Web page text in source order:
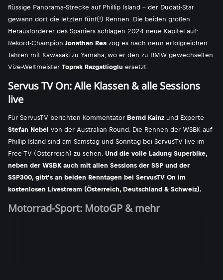
flüssige Panorama-Strecke auf Phillip Island - der Ducati-Star
gewann dort die letzten fünf(!) Rennen. Die beiden großen
Herausforderer des Spaniers schlagen 2024 neue Kapitel auf:
Rekord-Champion Jonathan Rea zog es nach neun erfolgreichen
Jahren mit Kawasaki zu Yamaha, wo er den zu BMW gewechselten
Vize-Weltmeister Toprak Razgatlioglu ersetzt.
Servus TV On: Alle Klassen & alle Sessions
live
Für ServusTV berichten Kommentator Bernd Kainz und Experte
Stefan Nebel von der Australian Round. Die Rennen der WSBK auf
Phillip Island sind am Samstag und Sonntag bei ServusTV live im
Free-TV (Österreich) zu sehen. Und die volle Ladung Superbike,
neben der WSBK auch mit allen Sessions der SSP und der
SSP300, gibt's an beiden Renntagen bei ServusTV On im
kostenlosen Livestream (Österreich, Deutschland & Schweiz).
Motorrad-Sport: MotoGP & mehr